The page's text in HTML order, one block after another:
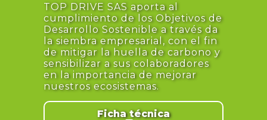
TOP DRIVE SAS aporta al
cumplimiento de los Objetivos de
Desarrollo Sostenible a través da
la siembra empresarial, con el fin
de mitigar la huella de carbono y
sensibilizar a sus colaboradores
en la importancia de mejorar
nuestros ecosistemas.
Ficha técnica